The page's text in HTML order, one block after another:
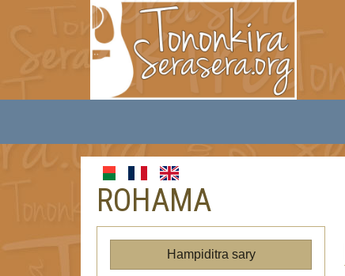
ROHAMA
Hampiditra sary